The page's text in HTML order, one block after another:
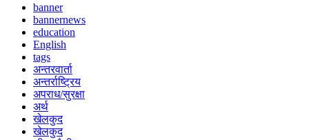
banner
bannernews
education
English
tags
अन्तरवार्ता
अन्तर्राष्ट्रिय
अपराध/सुरक्षा
अर्थ
खेलकुद
खेलकुद